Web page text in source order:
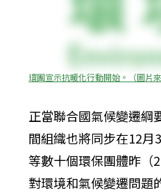
環團宣示抗暖化行動開始。（圖片
正當聯合國氣候變遷綱
間組織也將同步在12
等數十個環保團體昨（
對環境和氣候變遷問題